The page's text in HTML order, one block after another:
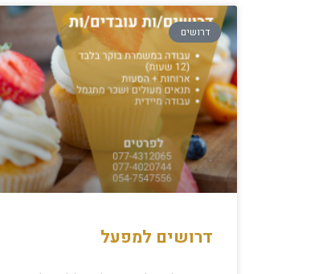
דרושים
דרושים למפעל